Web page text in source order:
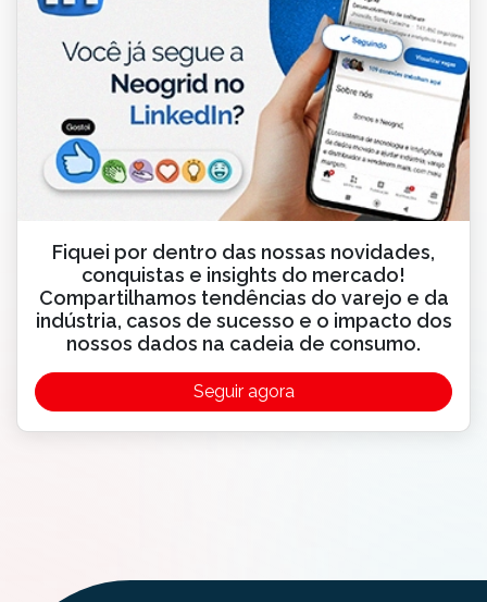
Fiquei por dentro das nossas novidades,
conquistas e insights do mercado!
Compartilhamos tendências do varejo e da
indústria, casos de sucesso e o impacto dos
nossos dados na cadeia de consumo.
Seguir agora